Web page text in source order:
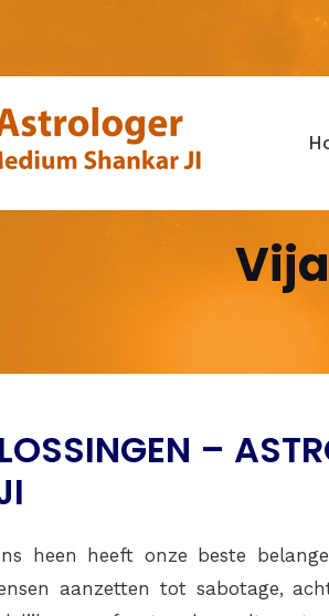
–
heen heeft onze beste
aanzetten tot sabotage,